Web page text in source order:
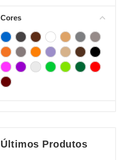
Cores
Últimos Produtos